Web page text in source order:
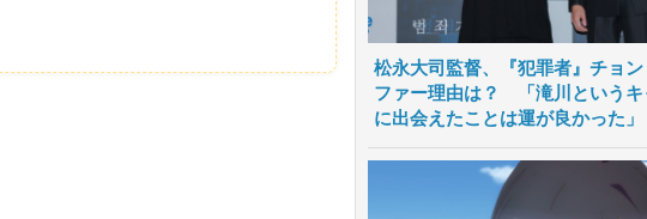
松永大司監督、『犯罪者』チョ
ファー理由は？ 「滝川というキ
に出会えたことは運が良かった」